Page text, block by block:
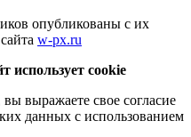
опубликованы с их
w-px.ru
использует cookie
выражаете свое согласие
данных с использованием